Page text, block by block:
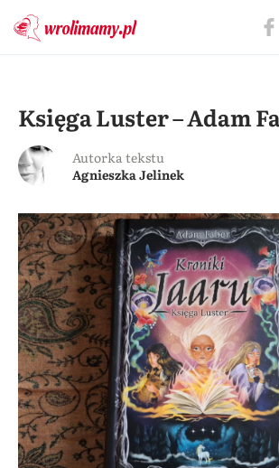
Księga Luster – Adam
Autorka tekstu
Agnieszka Jelinek